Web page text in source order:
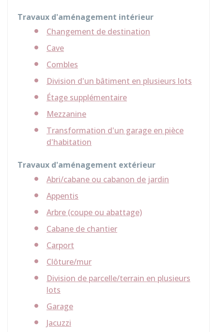
Travaux d'aménagement intérieur
Changement de destination
Cave
Combles
Division d'un bâtiment en plusieurs lots
Étage supplémentaire
Mezzanine
Transformation d'un garage en pièce
d'habitation
Travaux d'aménagement extérieur
Abri/cabane ou cabanon de jardin
Appentis
Arbre (coupe ou abattage)
Cabane de chantier
Carport
Clôture/mur
Division de parcelle/terrain en plusieurs
lots
Garage
Jacuzzi